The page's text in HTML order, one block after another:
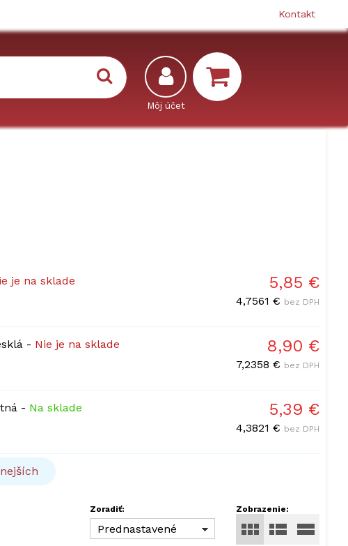
Kontakt
je na sklade 5,85 €
4,7561 € bez DPH
- Nie je na sklade 8,90 €
7,2358 € bez DPH
- Na sklade 5,39 €
4,3821 € bez DPH
Zobrazenie:
Zoradiť:
Prednastavené